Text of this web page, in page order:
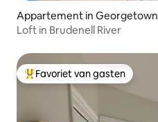
Appartement in Georgetown
Loft in Brudenell River
Topfavoriet van gasten
Favoriet van gasten